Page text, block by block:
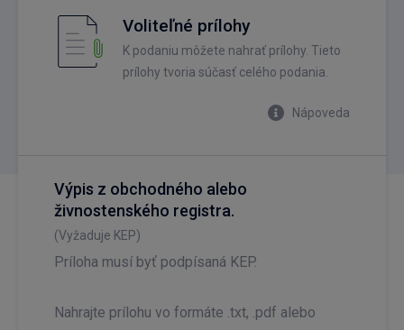
Voliteľné prílohy
K podaniu môžete nahrať prílohy. Tieto
prílohy tvoria súčasť celého podania.
Nápoveda
Výpis z obchodného alebo
živnostenského registra.
(Vyžaduje KEP)
Príloha musí byť podpísaná KEP.
Nahrajte prílohu vo formáte .txt, .pdf alebo